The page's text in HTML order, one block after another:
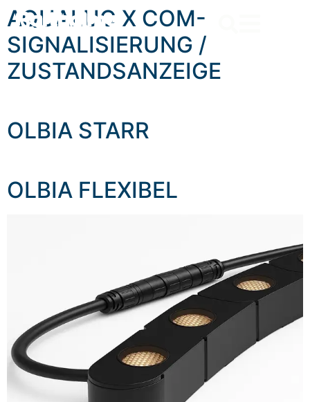
content
AQUALUC X COM-
SIGNALISIERUNG /
ZUSTANDSANZEIGE
OLBIA STARR
OLBIA FLEXIBEL